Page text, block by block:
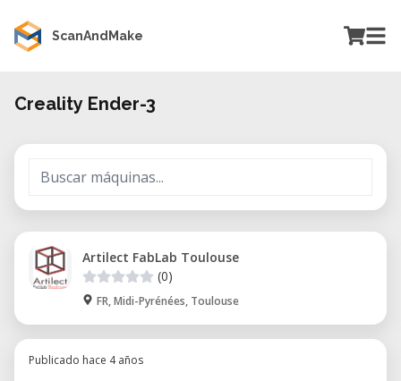
ScanAndMake
Creality Ender-3
Artilect FabLab Toulouse
(0)
FR, Midi-Pyrénées, Toulouse
Publicado hace 4 años